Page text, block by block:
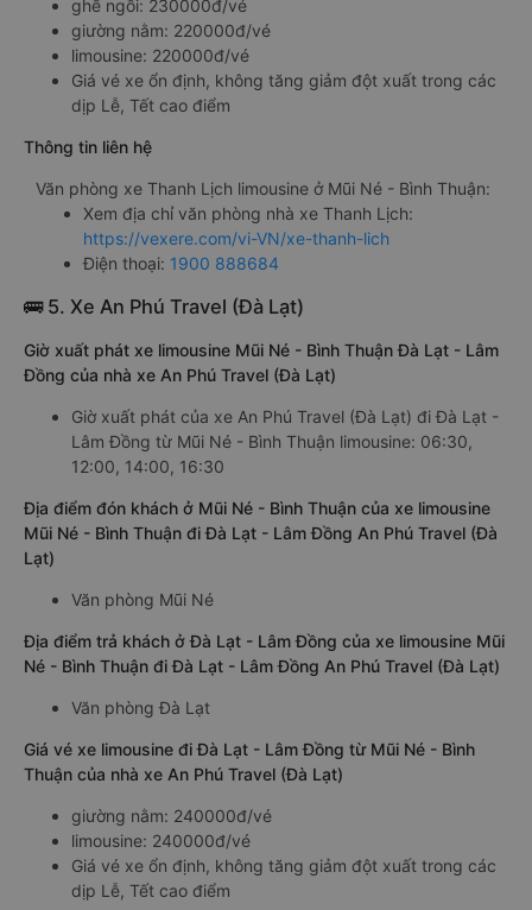
ghế ngồi: 230000đ/vé
giường nằm: 220000đ/vé
limousine: 220000đ/vé
Giá vé xe ổn định, không tăng giảm đột xuất trong các
dịp Lễ, Tết cao điểm
Thông tin liên hệ
Văn phòng xe Thanh Lịch limousine ở Mũi Né - Bình Thuận:
Xem địa chỉ văn phòng nhà xe Thanh Lịch:
https://vexere.com/vi-VN/xe-thanh-lich
Điện thoại: 1900 888684
🚌 5. Xe An Phú Travel (Đà Lạt)
Giờ xuất phát xe limousine Mũi Né - Bình Thuận Đà Lạt - Lâm
Đồng của nhà xe An Phú Travel (Đà Lạt)
Giờ xuất phát của xe An Phú Travel (Đà Lạt) đi Đà Lạt -
Lâm Đồng từ Mũi Né - Bình Thuận limousine: 06:30,
12:00, 14:00, 16:30
Địa điểm đón khách ở Mũi Né - Bình Thuận của xe limousine
Mũi Né - Bình Thuận đi Đà Lạt - Lâm Đồng An Phú Travel (Đà
Lạt)
Văn phòng Mũi Né
Địa điểm trả khách ở Đà Lạt - Lâm Đồng của xe limousine Mũi
Né - Bình Thuận đi Đà Lạt - Lâm Đồng An Phú Travel (Đà Lạt)
Văn phòng Đà Lạt
Giá vé xe limousine đi Đà Lạt - Lâm Đồng từ Mũi Né - Bình
Thuận của nhà xe An Phú Travel (Đà Lạt)
giường nằm: 240000đ/vé
limousine: 240000đ/vé
Giá vé xe ổn định, không tăng giảm đột xuất trong các
dịp Lễ, Tết cao điểm